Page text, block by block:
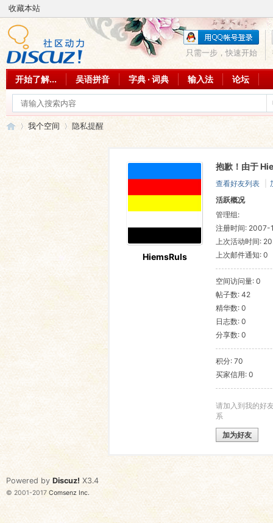
收藏本站
只需一步，快速开始
开始了解... 吴语拼音 字典 · 词典 输入法 论坛
吴
语
我个空间 隐私提醒
HiemsRuls
抱歉！由于
查看好友列表
活跃概况
管理组:
注册时间:
上次活动时间:
上次邮件通知: 0
空间访问量: 0
帖子数: 42
精华数: 0
日志数: 0
分享数: 0
积分: 70
买家信用: 0
请加入到我的好
系
加为好友
Powered by Discuz! X3.4
© 2001-2017 Comsenz Inc.